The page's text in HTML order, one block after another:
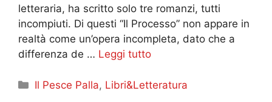
letteraria, ha scritto solo tre romanzi, tutti
incompiuti. Di questi “Il Processo” non appare in
realtà come un’opera incompleta, dato che a
differenza de … Leggi tutto
Categorie
Il Pesce Palla, Libri&Letteratura